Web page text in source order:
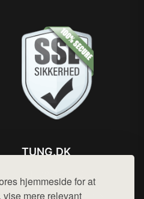
hjemmeside for at
mere relevant
TUNG.DK
Mail: hej@want.dk